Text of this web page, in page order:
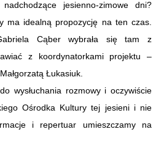
jesienno-zimowe dni?
ma idealną propozycję na ten czas.
Cąber wybrała się tam z
z koordynatorkami projektu –
Łukasiuk.
wysłuchania rozmowy i oczywiście
Ośrodka Kultury tej jesieni i nie
i repertuar umieszczamy na